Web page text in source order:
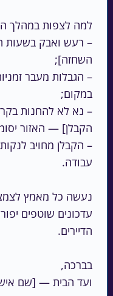
ועד הבית — [שם